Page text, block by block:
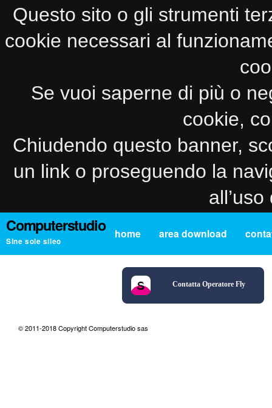
Questo sito o gli strumenti
cookie necessari al
Se vuoi saperne di più o
cookie,
Chiudendo questo banner,
un link o proseguendo la
Computerstudio
Sine sole sileo
home area download
Contatta Operatore Fly
© 2011-2018 Copyright Computerstudio sas